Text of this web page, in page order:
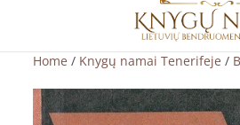
Home / Knygų namai Tenerifeje /